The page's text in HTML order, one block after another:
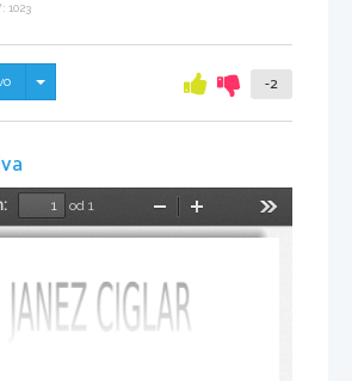
1023
Skrij/prikaži meni -2
od 1
Pomanjšaj